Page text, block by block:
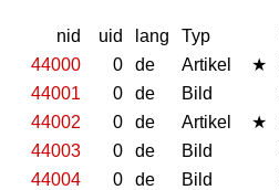
nid uid lang Typ
44000
0 de Artikel ★
44001
0 de Bild
44002
0 de Artikel ★
44003
0 de Bild
44004
0 de Bild